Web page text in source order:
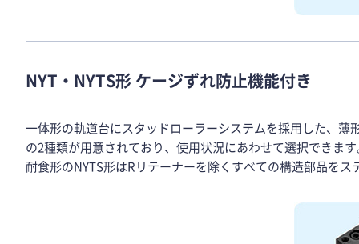
NYT・NYTS形 ケージずれ防止機能付き
一体形の軌道台にスタッドローラーシステムを採用した、
の2種類が用意されており、使用状況にあわせて選択できます
耐食形のNYTS形はRリテーナーを除くすべての構造部品をス